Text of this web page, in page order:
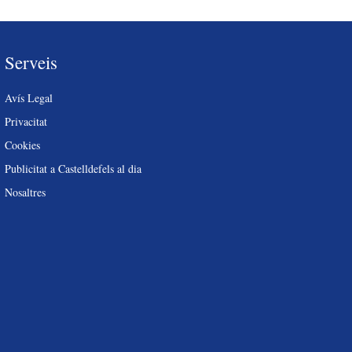
Serveis
Avís Legal
Privacitat
Cookies
Publicitat a Castelldefels al dia
Nosaltres